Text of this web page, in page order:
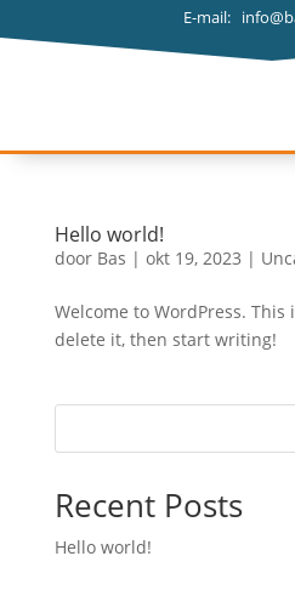
E-mail:
Hello world!
door Bas | okt 19, 2023 |
Welcome to WordPress.
delete it, then start writing!
Recent Posts
Hello world!